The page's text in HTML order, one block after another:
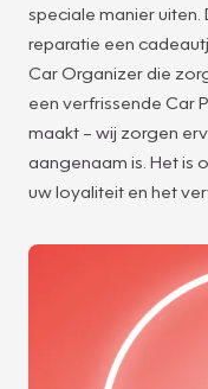
speciale manier
reparatie een
Car Organizer die
een verfrissende Car
maakt – wij zorgen
aangenaam is. Het is
uw loyaliteit en het